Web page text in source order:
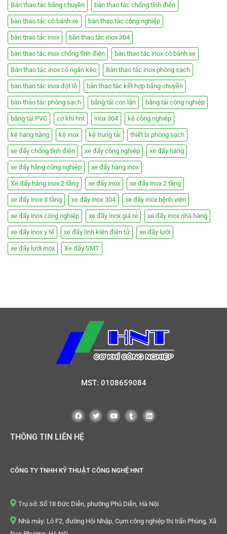
Bàn thao tác băng chuyền bàn thao tác chống tĩnh điện
bàn thao tác có bánh xe bàn thao tác công nghiệp
bàn thao tác inox bàn thao tác inox 304
bàn thao tác inox chống tĩnh điện bàn thao tác inox có bánh xe
Bàn thao tác inox có ngăn kéo Bàn thao tác inox phòng sạch
bàn thao tác inox đột lỗ bàn thao tác kết hợp băng chuyền
bàn thao tác phòng sạch băng tải con lăn băng tải công nghiệp
băng tải PVC cơ khí hnt inox 304 kệ công nghiệp
kệ hạng nặng kệ inox kệ trung tải thiết bị phòng sạch
xe đẩy chống tĩnh điện xe đẩy công nghiệp xe đẩy hàng
xe đẩy hàng công nghiệp xe đẩy hàng inox
Xe đẩy hàng inox 2 tầng xe đẩy inox xe đẩy inox 2 tầng
xe đẩy inox 3 tầng xe đẩy inox 304 xe đẩy inox bệnh viện
xe đẩy inox công nghiệp xe đẩy inox giá rẻ xe đẩy inox nhà hàng
xe đẩy inox y tế xe đẩy linh kiện điện tử xe đẩy lưới
xe đẩy lưới inox Xe đẩy SMT
MST: 0108659084
THÔNG TIN LIÊN HỆ
CÔNG TY TNHH KỸ THUẬT CÔNG NGHỆ HNT
Trụ sở: Số 18 Đức Diễn, phường Phú Diễn, Hà Nội
Nhà máy: Lô F2, đường Hội Nhập, Cụm công nghiệp thị trấn Phùng, Xã